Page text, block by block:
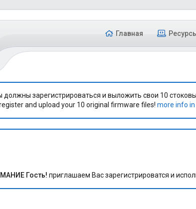
Главная
зарегистрироваться и выложить свои 10
and upload your 10 original firmware files! more info in
Гость! приглашаем Вас зарегистрироватся и